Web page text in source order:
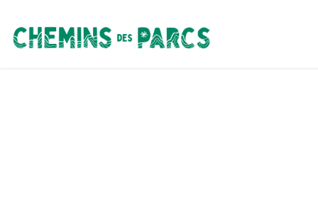
Chemins des Parcs